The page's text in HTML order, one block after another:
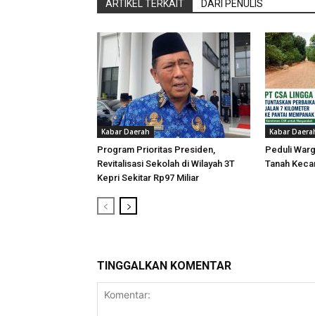
ARTIKEL TERKAIT DARI PENULIS
Kabar Daerah
Program Prioritas Presiden,
Revitalisasi Sekolah di Wilayah 3T
Kepri Sekitar Rp97 Miliar
Kabar
Peduli
Tanah
TINGGALKAN KOMENTAR